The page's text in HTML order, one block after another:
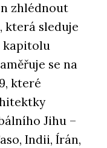
zhlédnout
která sleduje
kapitolu
se na
které
Jihu –
Indii, Írán,